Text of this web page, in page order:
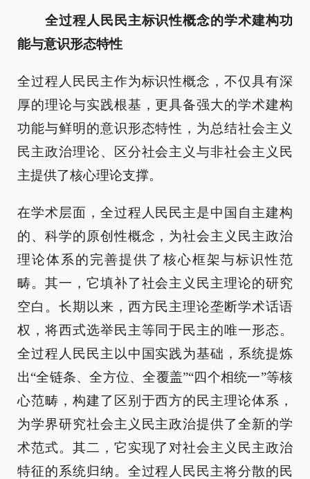
全过程人民民主标识性概念的学术建构功
能与意识形态特性
全过程人民民主作为标识性概念，不仅具有深
厚的理论与实践根基，更具备强大的学术建构
功能与鲜明的意识形态特性，为总结社会主义
民主政治理论、区分社会主义与非社会主义民
主提供了核心理论支撑。
在学术层面，全过程人民民主是中国自主建构
的、科学的原创性概念，为社会主义民主政治
理论体系的完善提供了核心框架与标识性范
畴。其一，它填补了社会主义民主理论的研究
空白。长期以来，西方民主理论垄断学术话语
权，将西式选举民主等同于民主的唯一形态。
全过程人民民主以中国实践为基础，系统提炼
出“全链条、全方位、全覆盖”“四个相统一”等核
心范畴，构建了区别于西方的民主理论体系，
为学界研究社会主义民主政治提供了全新的学
术范式。其二，它实现了对社会主义民主政治
特征的系统归纳。全过程人民民主将分散的民